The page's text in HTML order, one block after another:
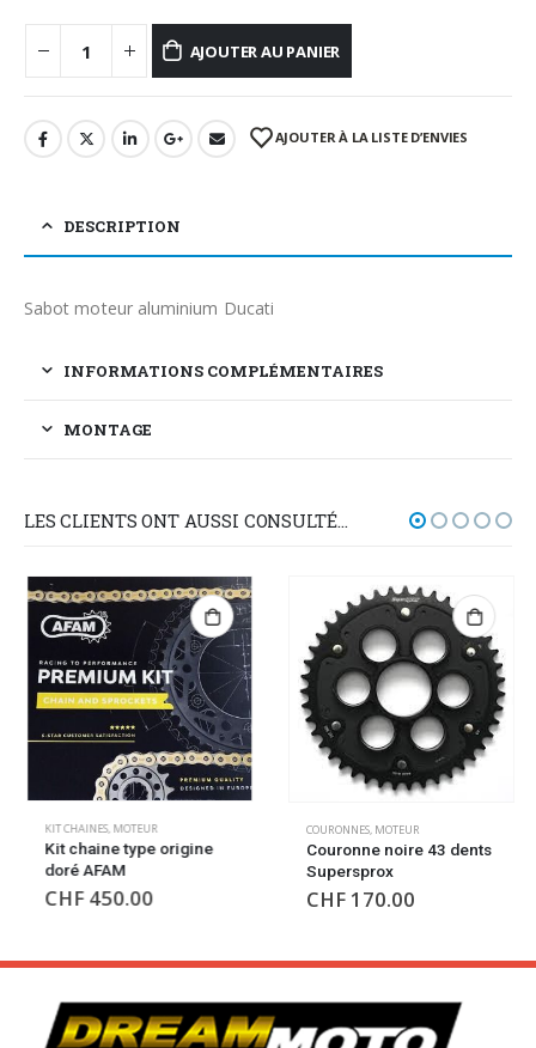
AJOUTER AU PANIER
AJOUTER À LA LISTE D’ENVIES
DESCRIPTION
Sabot moteur aluminium Ducati
INFORMATIONS COMPLÉMENTAIRES
MONTAGE
LES CLIENTS ONT AUSSI CONSULTÉ…
KIT CHAINES, MOTEUR
Kit chaine type origine
doré AFAM
CHF450.00
COURONNES, MOTEUR
Couronne noire 43 dents
Supersprox
CHF170.00